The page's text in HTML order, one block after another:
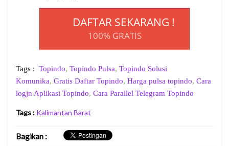
DAFTAR SEKARANG !
100% GRATIS
Tags : Topindo, Topindo Pulsa, Topindo Solusi
Komunika, Gratis Daftar Topindo, Harga pulsa topindo, Cara
logjn Aplikasi Topindo, Cara Parallel Telegram Topindo
Tags : Kalimantan Barat
Bagikan :